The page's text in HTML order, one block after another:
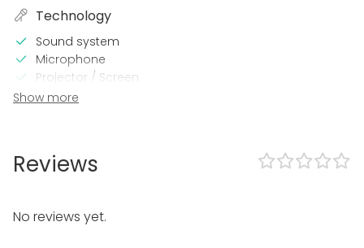
Technology
Sound system
Microphone
Projector / Screen
Wi-Fi
Late night events OK
Loud music OK
Exclusive use of venue
Show more
Reviews
No reviews yet.